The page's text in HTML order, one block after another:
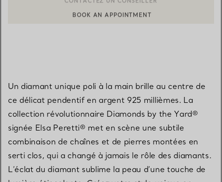
CONTACTER UN CONSEILLER CLIENT OU PRENDRE RENDEZ-
Un diamant unique poli à la main brille au centre de
ce délicat pendentif en argent 925 millièmes. La
collection révolutionnaire Diamonds by the Yard®
signée Elsa Peretti® met en scène une subtile
combinaison de chaînes et de pierres montées en
serti clos, qui a changé à jamais le rôle des diamants.
L’éclat du diamant sublime la peau d’une touche de